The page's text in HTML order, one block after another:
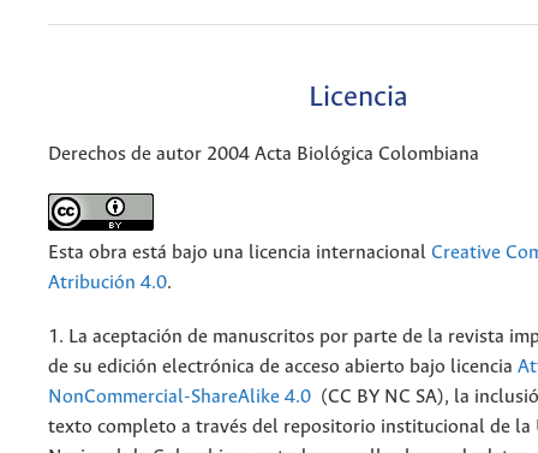
Licencia
Derechos de autor 2004 Acta Biológica Colombiana
Esta obra está bajo una licencia internacional Creative
Atribución 4.0.
1. La aceptación de manuscritos por parte de la revista
de su edición electrónica de acceso abierto bajo licencia
NonCommercial-ShareAlike 4.0 (CC BY NC SA), la
texto completo a través del repositorio institucional de la